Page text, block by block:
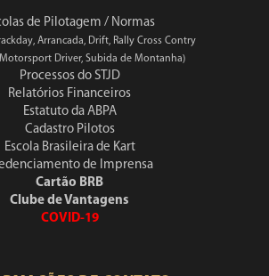
de Pilotagem / Normas
Arrancada, Drift, Rally Cross Contry
Driver, Subida de Montanha)
Processos do STJD
Relatórios Financeiros
Estatuto da ABPA
Cadastro Pilotos
Escola Brasileira de Kart
de Imprensa
Cartão BRB
Clube de Vantagens
COVID-19